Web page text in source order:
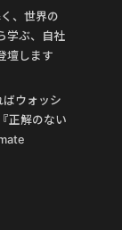
、世界の
学ぶ、自社
壇します
ばウォッシ
正解のない